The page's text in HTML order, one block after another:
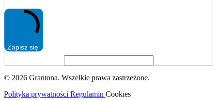
Zapisz się
© 2026 Grantona. Wszelkie prawa zastrzeżone.
Polityka prywatności Regulamin Cookies